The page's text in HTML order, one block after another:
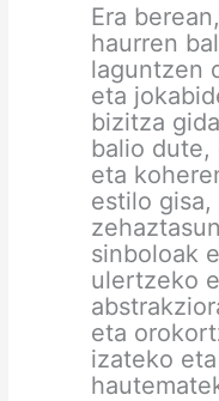
Era
haurren
laguntzen
eta
bizitza
balio dute,
eta
estilo
sinboloak
ulertzeko
eta
izateko